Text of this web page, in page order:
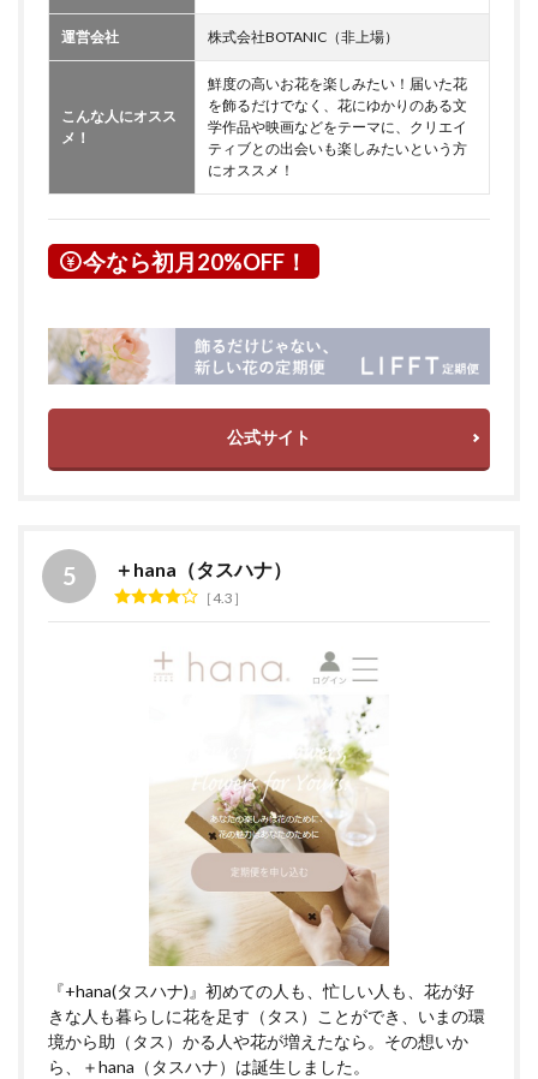
運営会社 株式会社BOTANIC（非上場）
こんな人にオスス
メ！
鮮度の高いお花を楽しみたい！届いた花
を飾るだけでなく、花にゆかりのある文
学作品や映画などをテーマに、クリエイ
ティブとの出会いも楽しみたいという方
にオススメ！
今なら初月20%OFF！
公式サイト
＋hana（タスハナ）
4.3
『+hana(タスハナ)』初めての人も、忙しい人も、花が好
きな人も暮らしに花を足す（タス）ことができ、いまの環
境から助（タス）かる人や花が増えたなら。その想いか
ら、＋hana（タスハナ）は誕生しました。